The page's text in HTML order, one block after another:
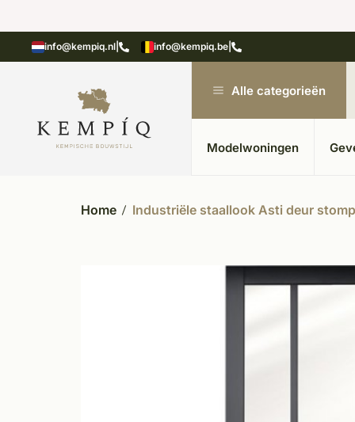
info@kempiq.nl info@kempiq.be
in kempische bouwstijl Meer dan 20 jaar
Alle categorieën
Modelwoningen
Home Industriële staallook Asti deur